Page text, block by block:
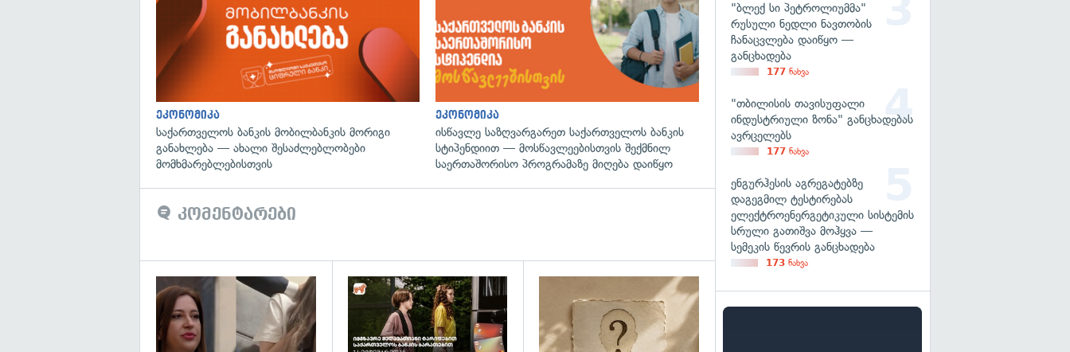
ეკონომიკა
საქართველოს ბანკის მობილბანკის მორიგი
განახლება — ახალი შესაძლებლობები
მომხმარებლებისთვის
ეკონომიკა
ისწავლე საზღვარგარეთ საქართველოს ბანკის
სტიპენდიით — მოსწავლეებისთვის შექმნილ
საერთაშორისო პროგრამაზე მიღება დაიწყო
კომენტარები
გადახედვა
"ბლექ სი პეტროლიუმმა"
რუსული ნედლი ნავთობის
ჩანაცვლება დაიწყო —
განცხადება
177 ნახვა
"თბილისის თავისუფალი
ინდუსტრიული ზონა" განცხადებას
ავრცელებს
177 ნახვა
ენგურჰესის აგრეგატებზე
დაგეგმილ ტესტირებას
ელექტროენერგეტიკული სისტემის
სრული გათიშვა მოჰყვა —
სემეკის წევრის განცხადება
173 ნახვა